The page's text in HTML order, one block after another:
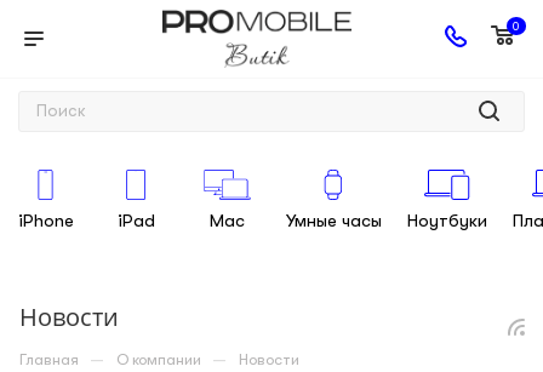
0
iPhone iPad Mac Умные часы Ноутбуки
Новости
Главная — О компании — Новости